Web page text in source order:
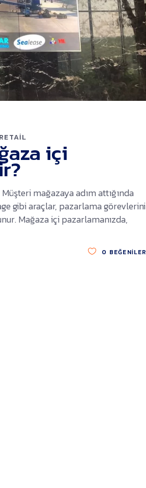
RETAIL
içi
mağazaya adım attığında
gibi araçlar, pazarlama görevlerini
Mağaza içi pazarlamanızda,
0 BEĞENILER